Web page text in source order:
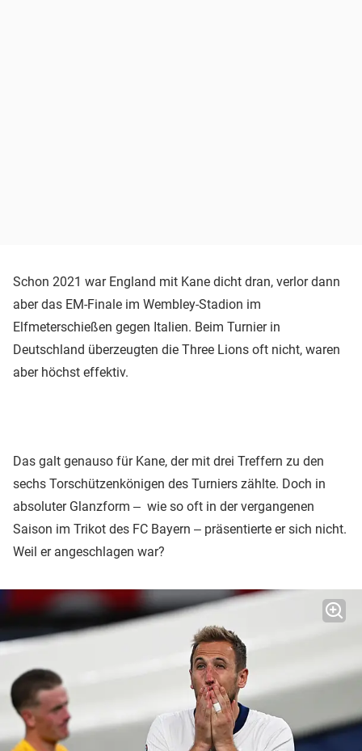
Schon 2021 war England mit Kane dicht dran, verlor dann
aber das EM-Finale im Wembley-Stadion im
Elfmeterschießen gegen Italien. Beim Turnier in
Deutschland überzeugten die Three Lions oft nicht, waren
aber höchst effektiv.
Das galt genauso für Kane, der mit drei Treffern zu den
sechs Torschützenkönigen des Turniers zählte. Doch in
absoluter Glanzform ‒ wie so oft in der vergangenen
Saison im Trikot des FC Bayern ‒ präsentierte er sich nicht.
Weil er angeschlagen war?